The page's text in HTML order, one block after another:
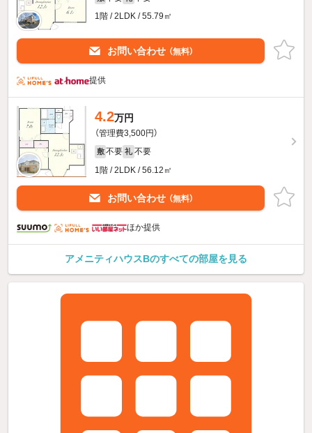
1階 / 2LDK / 55.79㎡
お問い合わせ （無料）
提供
4.2万円
（管理費3,500円）
敷 不要 礼 不要
1階 / 2LDK / 56.12㎡
お問い合わせ （無料）
ほか提供
アメニティハウスBのすべての部屋を見る